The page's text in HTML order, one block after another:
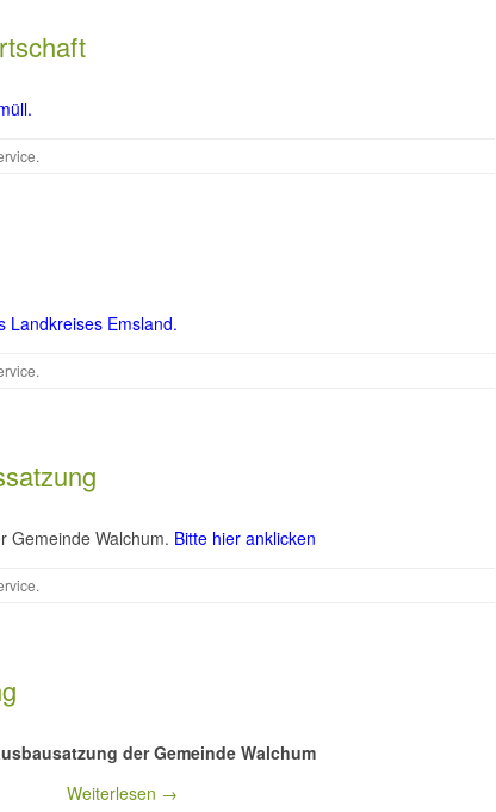
.
Landkreises Emsland.
.
Gemeinde Walchum. Bitte hier anklicken
.
der Gemeinde Walchum
Weiterlesen →